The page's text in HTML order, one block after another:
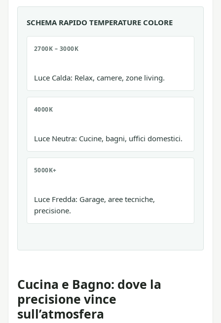
SCHEMA RAPIDO TEMPERATURE COLORE
2700K – 3000K
Luce Calda: Relax, camere, zone living.
4000K
Luce Neutra: Cucine, bagni, uffici domestici.
5000K+
Luce Fredda: Garage, aree tecniche,
precisione.
Cucina e Bagno: dove la
precisione vince
sull’atmosfera